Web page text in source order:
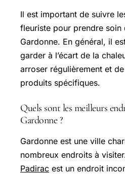
Il est important de suivre
fleuriste pour prendre soin
Gardonne. En général, il
garder à l’écart de la
arroser régulièrement et
produits spécifiques.
Quels sont les meilleurs
Gardonne ?
Gardonne est une ville
nombreux endroits à
Padirac est un endroit